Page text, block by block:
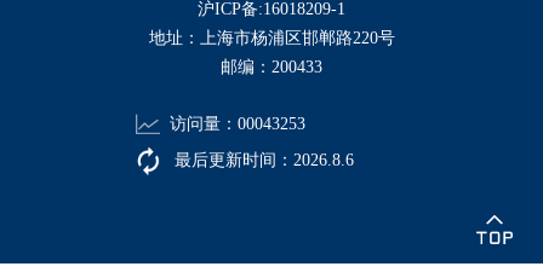
沪ICP备:16018209-1
地址：上海市杨浦区邯郸路220号
邮编：200433
访问量： 00043253
最后更新时间： 2026 8 6